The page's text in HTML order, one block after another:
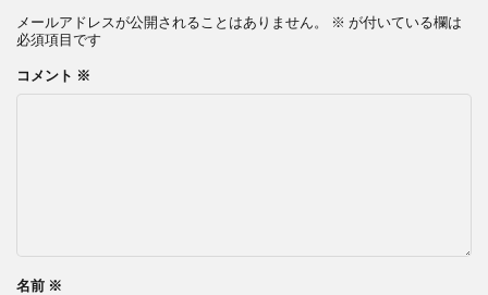
メールアドレスが公開されることはありません。 ※ が付いている欄は
必須項目です
コメント ※
名前 ※